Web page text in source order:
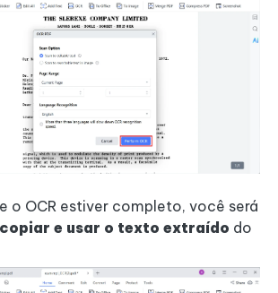
o OCR estiver completo, você será
copiar e usar o texto extraído do